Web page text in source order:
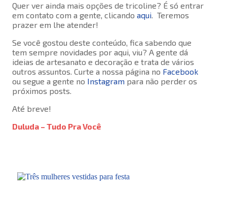
Quer ver ainda mais opções de tricoline? É só entrar
em contato com a gente, clicando aqui. Teremos
prazer em lhe atender!
Se você gostou deste conteúdo, fica sabendo que
tem sempre novidades por aqui, viu? A gente dá
ideias de artesanato e decoração e trata de vários
outros assuntos. Curte a nossa página no Facebook
ou segue a gente no Instagram para não perder os
próximos posts.
Até breve!
Duluda – Tudo Pra Você